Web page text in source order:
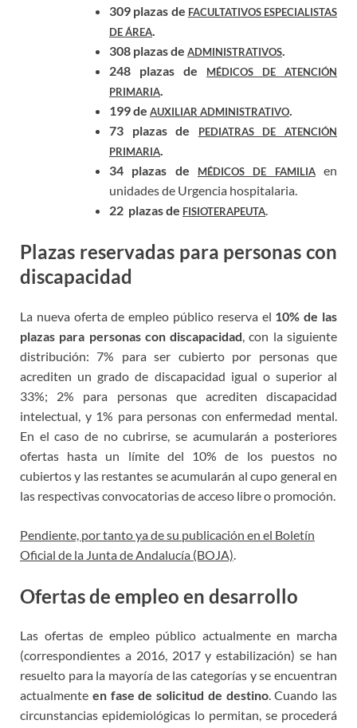
309 plazas de FACULTATIVOS ESPECIALISTAS
DE ÁREA.
308 plazas de ADMINISTRATIVOS.
248 plazas de
MÉDICOS DE ATENCIÓN
PRIMARIA.
199 de AUXILIAR ADMINISTRATIVO.
73 plazas de
PEDIATRAS DE ATENCIÓN
PRIMARIA.
34 plazas de
MÉDICOS DE FAMILIAen
unidades de Urgencia hospitalaria.
22 plazas de FISIOTERAPEUTA.
Plazas reservadas para personas con
discapacidad
La nueva oferta de empleo público reserva el 10% de las
plazas para personas con discapacidad , con la siguiente
distribución: 7% para ser cubierto por personas que
acrediten un grado de discapacidad igual o superior al
33%; 2% para personas que acrediten discapacidad
intelectual, y 1% para personas con enfermedad mental.
En el caso de no cubrirse, se acumularán a posteriores
ofertas hasta un límite del 10% de los puestos no
cubiertos y las restantes se acumularán al cupo general en
las respectivas convocatorias de acceso libre o promoción.
Pendiente, por tanto ya de su publicación en el Boletín
Oficial de la Junta de Andalucía (BOJA)
Ofertas de empleo en desarrollo
Las ofertas de empleo público actualmente en marcha
(correspondientes a 2016, 2017 y estabilización) se han
resuelto para la mayoría de las categorías y se encuentran
actualmente en fase de solicitud de destino. Cuando las
circunstancias epidemiológicas lo permitan, se procederá